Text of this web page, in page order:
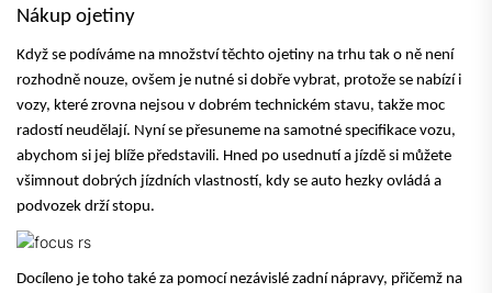
Nákup ojetiny
Když se podíváme na množství těchto ojetiny na trhu tak o ně není
rozhodně nouze, ovšem je nutné si dobře vybrat, protože se nabízí i
vozy, které zrovna nejsou v dobrém technickém stavu, takže moc
radostí neudělají. Nyní se přesuneme na samotné specifikace vozu,
abychom si jej blíže představili. Hned po usednutí a jízdě si můžete
všimnout dobrých jízdních vlastností, kdy se auto hezky ovládá a
podvozek drží stopu.
Docíleno je toho také za pomocí nezávislé zadní nápravy, přičemž na